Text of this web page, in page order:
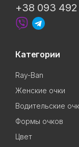
+38 093 492
Категории
Ray-Ban
Женские очки
Водительские
Формы очков
Цвет